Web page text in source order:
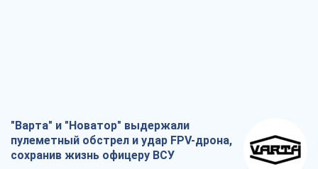
"Варта" и "Новатор" выдержали
пулеметный обстрел и удар FPV-дрона,
сохранив жизнь офицеру ВСУ